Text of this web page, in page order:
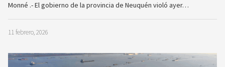
Monné .- El gobierno de la provincia de Neuquén violó ayer…
11 febrero, 2026